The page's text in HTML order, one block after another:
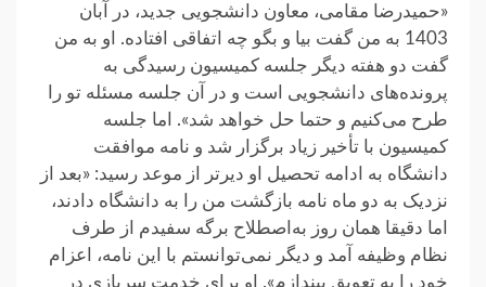
«حمیدرضا مقامی، معاون دانشجویی جدید، در آبان
1403 به من گفت بیا و بگو چه اتفاقی افتاده. او به من
گفت دو هفته دیگر جلسه‌ کمیسیون رسیدگی به
پرونده‌های دانشجویی است و در آن جلسه مسئله تو را
طرح می‌کنیم و حتما حل خواهد شد». اما جلسه‌
کمیسیون با تأخیر زیاد برگزار شد و نامه‌ موافقت
دانشگاه به ادامه تحصیل او دیرتر از موعد رسید: «بعد از
نزدیک به دو ماه نامه‌ بازگشت من را به دانشگاه دادند،
اما دقیقا همان روز به‌اصطلاح برگه سفیدم از طرف
نظام وظیفه آمد و دیگر نمی‌توانستم با این نامه، اعزام
خود را به تعویق بیندازم». او برای خدمت سربازی در